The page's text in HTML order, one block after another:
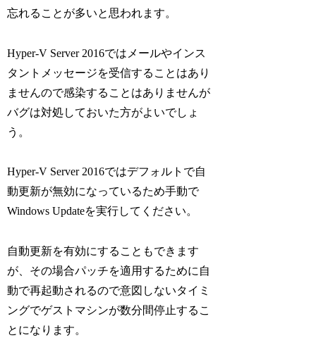
忘れることが多いと思われます。
Hyper-V Server 2016ではメールやインス
タントメッセージを受信することはあり
ませんので感染することはありませんが
バグは対処しておいた方がよいでしょ
う。
Hyper-V Server 2016ではデフォルトで自
動更新が無効になっているため手動で
Windows Updateを実行してください。
自動更新を有効にすることもできます
が、その場合パッチを適用するために自
動で再起動されるので意図しないタイミ
ングでゲストマシンが数分間停止するこ
とになります。